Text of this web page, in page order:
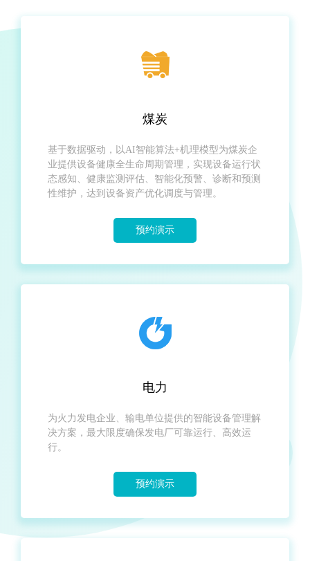
煤炭
基于数据驱动，以AI智能算法+机理模型为煤炭企
业提供设备健康全生命周期管理，实现设备运行状
态感知、健康监测评估、智能化预警、诊断和预测
性维护，达到设备资产优化调度与管理。
预约演示
电力
为火力发电企业、输电单位提供的智能设备管理解
决方案，最大限度确保发电厂可靠运行、高效运
行。
预约演示